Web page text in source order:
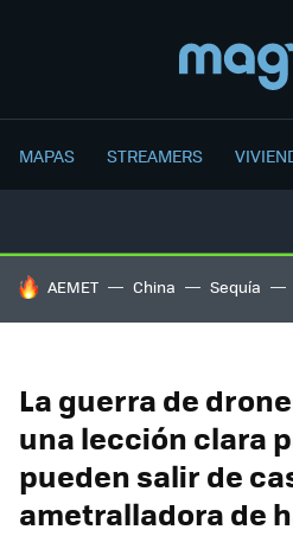
MAPAS STREAMERS
HOY SE HABLA DE
AEMET China Sequía
La guerra de
una lección clara
pueden salir de
ametralladora de